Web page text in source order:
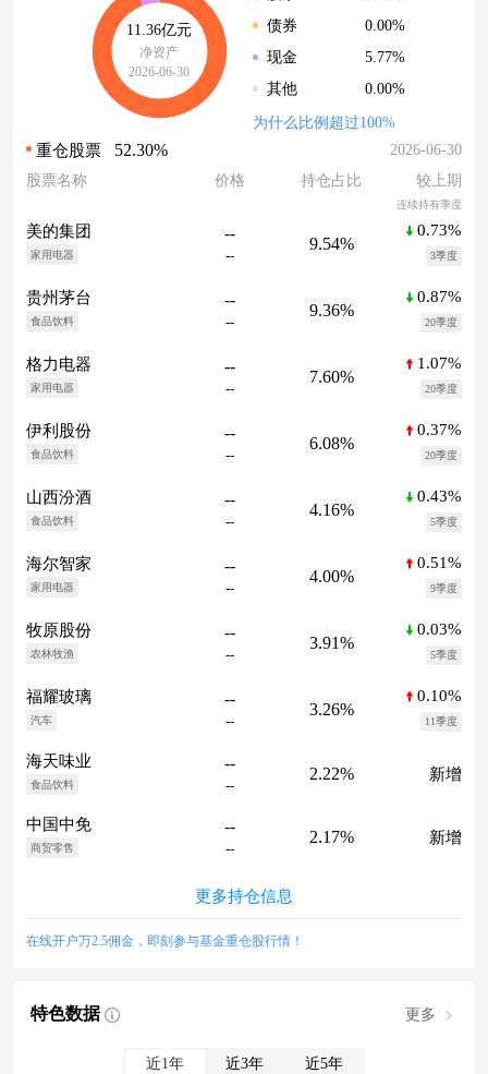
11.36亿元
净资产
2026-06-30
债券
0.00%
现金
5.77%
其他
0.00%
为什么比例超过100%
重仓股票 52.30%
2026-06-30
股票名称
价格 持仓占比 较上期
连续持有季度
美的集团
家用电器
--
--
9.54%
0.73%
3季度
贵州茅台
食品饮料
--
--
9.36%
0.87%
20季度
格力电器
家用电器
--
--
7.60%
1.07%
20季度
伊利股份
食品饮料
--
--
6.08%
0.37%
20季度
山西汾酒
食品饮料
--
--
4.16%
0.43%
5季度
海尔智家
家用电器
--
--
4.00%
0.51%
9季度
牧原股份
农林牧渔
--
--
3.91%
0.03%
5季度
福耀玻璃
汽车
--
--
3.26%
0.10%
11季度
海天味业
食品饮料
--
--
2.22% 新增
中国中免
商贸零售
--
--
2.17% 新增
更多持仓信息
在线开户万2.5佣金，即刻参与基金重仓股行情！
特色数据 更多
近1年 近3年 近5年